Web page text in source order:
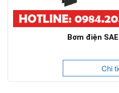
Bơm điện
Chi